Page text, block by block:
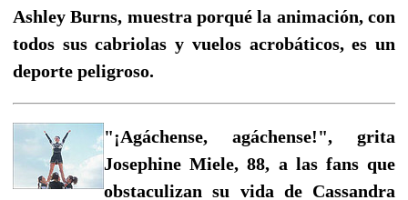
Ashley Burns, muestra porqué la animación, con
todos sus cabriolas y vuelos acrobáticos, es un
deporte peligroso.
"¡Agáchense, agáchense!", grita
Josephine Miele, 88, a las fans que
obstaculizan su vida de Cassandra